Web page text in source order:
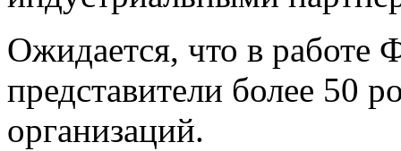
Ожидается, что в работе
представители более 50
организаций.